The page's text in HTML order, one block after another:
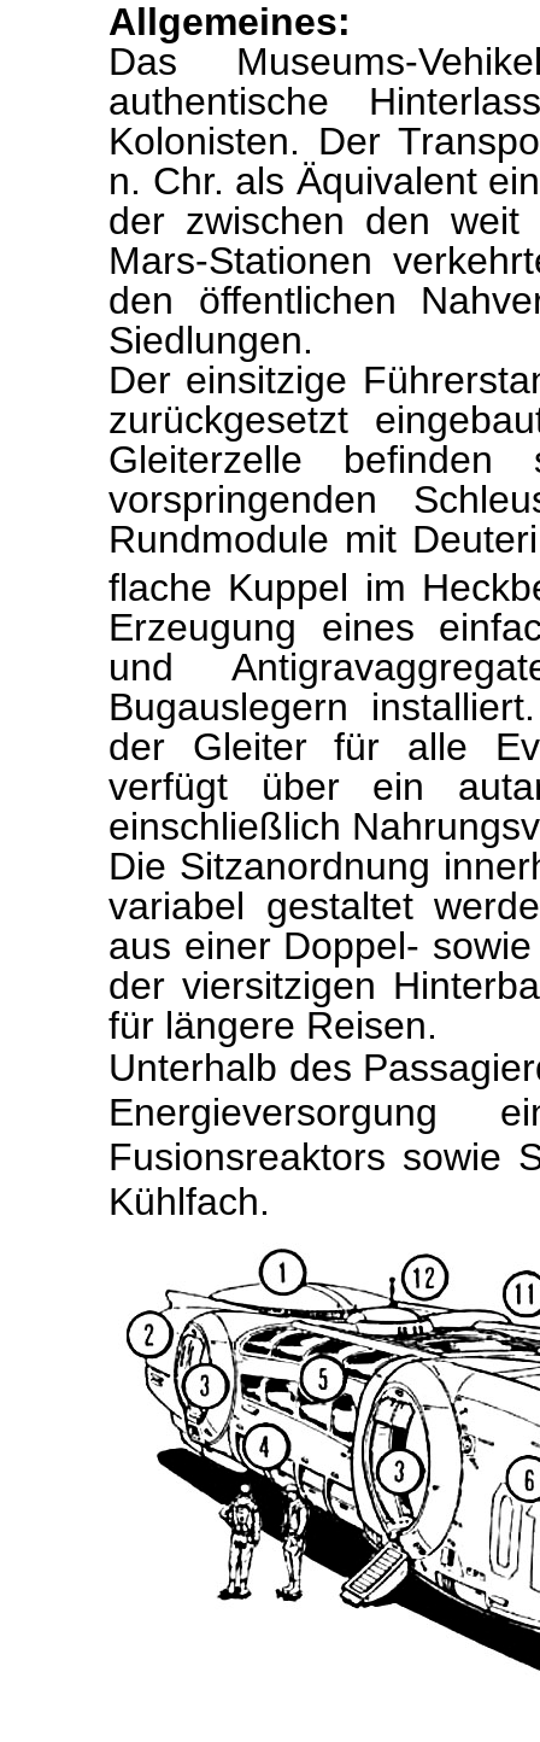
Allgemeines:
Das Museums-
authentische
Kolonisten. Der
n. Chr. als Äquivalent
der zwischen den weit
Mars-Stationen
den öffentlichen
Siedlungen.
Der einsitzige
zurückgesetzt
Gleiterzelle
vorspringenden
Rundmodule mit
flache Kuppel im
Erzeu­gung eines
und
Bugauslegern
der Gleiter für alle
verfügt über ein
einschließlich
Die Sitzanordnung
variabel ge­staltet
aus einer Doppel-
der viersitzigen
für längere Reisen.
Unterhalb des
Energieversor­gung
Fusionsreaktors sowie
Kühlfach.